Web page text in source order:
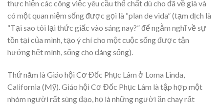
thực hiện các công việc yêu cầu thể chất dù cho đã về già và
có một quan niệm sống được gọi là “plan de vida” (tạm dịch là
“Tại sao tôi lại thức giấc vào sáng nay?” để ngẫm nghĩ về sự
tồn tại của mình, tạo ý chí cho một cuộc sống được tận
hưởng hết mình, sống cho đáng sống).
Thứ năm là Giáo hội Cơ Đốc Phục Lâm ở Loma Linda,
California (Mỹ). Giáo hội Cơ Đốc Phục Lâm là tập hợp một
nhóm người rất sùng đạo, họ là những người ăn chay rất